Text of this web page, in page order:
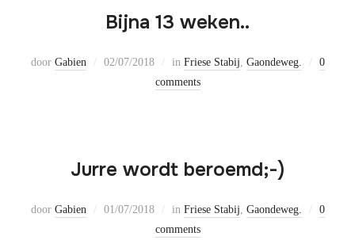
Bijna 13 weken..
door Gabien 02/07/2018 in Friese Stabij, Gaondeweg.
0
comments
Jurre wordt beroemd;-)
door Gabien 01/07/2018 in Friese Stabij, Gaondeweg.
0
comments